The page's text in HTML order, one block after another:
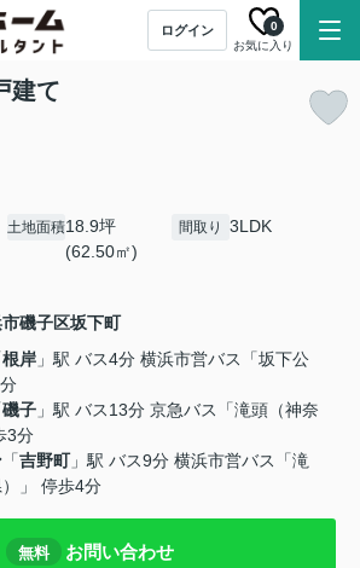
ログイン
お気に入り
0
建て
土地面積18.9坪
(62.50㎡)
間取り 3LDK
磯子区坂下町
根岸 」駅 バス4分 横浜市営バス「坂下公
磯子 」駅 バス13分 京急バス「滝頭（神奈
3分
「吉野町」駅 バス9分 横浜市営バス「滝
」 停歩4分
無料 お問い合わせ